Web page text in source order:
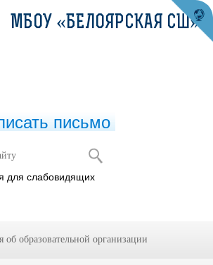
рабочие программы
МБОУ «БЕЛОЯРСКАЯ СШ»
письмо
для слабовидящих
об образовательной организации